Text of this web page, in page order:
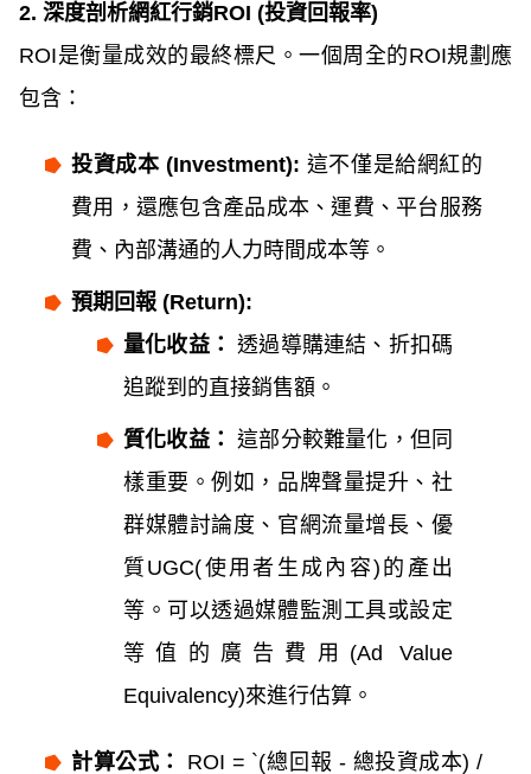
2. 深度剖析網紅行銷ROI (投資回報率)
ROI是衡量成效的最終標尺。一個周全的ROI規劃應
包含：
投資成本 (Investment): 這不僅是給網紅的
費用，還應包含產品成本、運費、平台服務
費、內部溝通的人力時間成本等。
預期回報 (Return):
量化收益： 透過導購連結、折扣碼
追蹤到的直接銷售額。
質化收益： 這部分較難量化，但同
樣重要。例如，品牌聲量提升、社
群媒體討論度、官網流量增長、優
質UGC(使用者生成內容)的產出
等。可以透過媒體監測工具或設定
等值的廣告費用(Ad Value
Equivalency)來進行估算。
計算公式：
ROI = `(總回報 - 總投資成本) /